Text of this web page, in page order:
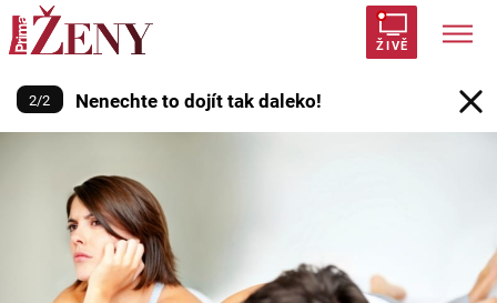
ŽIVĚ
Trendy: Polabí Inspekce Prostřeno!
Témata
Nenechte to dojít tak daleko!
2/2 Nenechte to dojít tak daleko!